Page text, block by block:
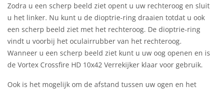
Zodra u een scherp beeld ziet opent u uw rechteroog en sluit
u het linker. Nu kunt u de dioptrie-ring draaien totdat u ook
een scherp beeld ziet met het rechteroog. De dioptrie-ring
vindt u voorbij het oculairrubber van het rechteroog.
Wanneer u een scherp beeld ziet kunt u uw oog openen en is
de Vortex Crossfire HD 10x42 Verrekijker klaar voor gebruik.
Ook is het mogelijk om de afstand tussen uw ogen en het